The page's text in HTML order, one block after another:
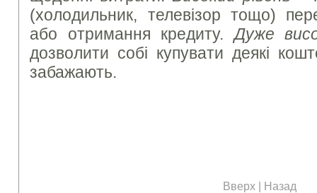
(холодильник, телевізор тощо)
або отримання кредиту.Дуже
дозволити собі купувати деякі
забажають.
Вверх | Назад